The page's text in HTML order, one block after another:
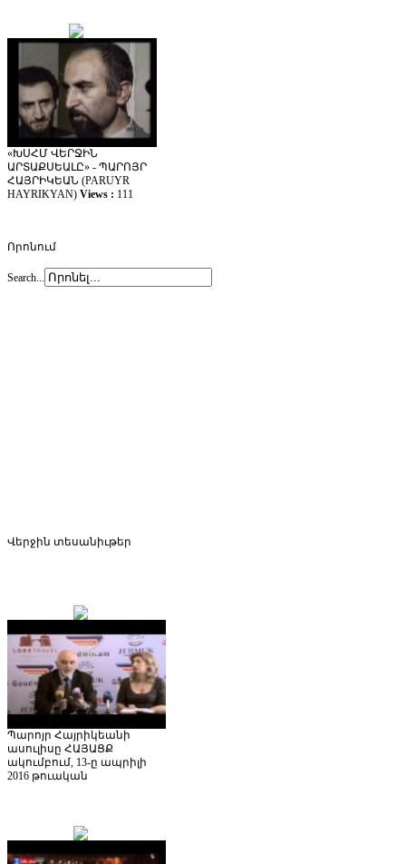
«ԽՍՀՄ ՎԵՐՋԻՆ
ԱՐՏԱՔՍԵԱԼԸ» - ՊԱՐՈՅՐ
ՀԱՅՐԻԿԵԱՆ (PARUYR
HAYRIKYAN) Views : 111
Որոնում
Search...
Վերջին տեսանիւթեր
Պարոյր Հայրիկեանի
ասուլիսը ՀԱՅԱՑՔ
ակումբում, 13-ը ապրիլի
2016 թուական